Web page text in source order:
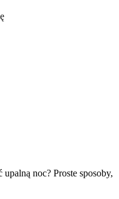
upalną noc? Proste sposoby,